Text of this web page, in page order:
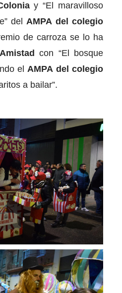
y “El maravilloso
delAMPA del colegio
de carroza se lo ha
con “El bosque
elAMPA del colegio
a bailar”.